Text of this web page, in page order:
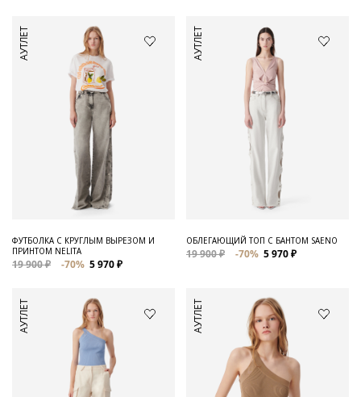
АУТЛЕТ
ФУТБОЛКА С КРУГЛЫМ ВЫРЕЗОМ И
ПРИНТОМ NELITA
19 900 ₽ -70% 5 970 ₽
АУТЛЕТ
ОБЛЕГАЮЩИЙ ТОП С БАНТОМ SAENO
19 900 ₽ -70% 5 970 ₽
АУТЛЕТ АУТЛЕТ